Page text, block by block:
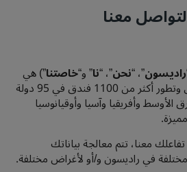
معنا
راديسون”، “نحن”، “نا” و“خاصتنا”) هي
مجموعة فنادق دولية تعمل وتطور أكثر من 1100 فندق في 95 دولة
الأوسط وأفريقيا وآسيا وأوقيانوسيا
معنا، تتم معالجة بياناتك
في راديسون و/أو لأغراض مختلفة.